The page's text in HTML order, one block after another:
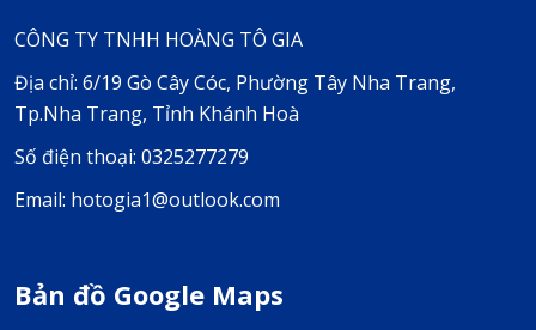
CÔNG TY TNHH HOÀNG TÔ GIA
Địa chỉ: 6/19 Gò Cây Cóc, Phường Tây Nha Trang,
Tp.Nha Trang, Tỉnh Khánh Hoà
Số điện thoại: 0325277279
Email: hotogia1@outlook.com
Bản đồ Google Maps